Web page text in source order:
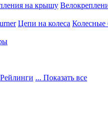
на крышу
Цепи на колеса Колесные
Рейлинги ... Показать все